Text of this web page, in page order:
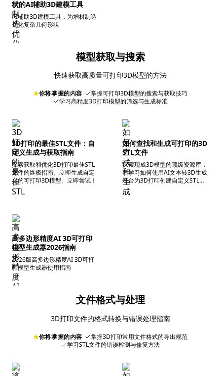
状的AI辅助3D建模工具
AI辅助3D建模工具，为增材制造
优化复杂几何形状
模型获取与搜索
快速获取高质量可打印3D模型的方法
你将掌握的内容
掌握可打印3D模型的搜索与获取技巧
学习高精度3D打印模型的筛选与生成标准
3D打印的最佳STL文件：自
定义生成与获取指南
探索获取和优化3D打印最佳STL
文件的终极指南。立即生成自定
义的可打印3D模型。立即尝试！
如何查找和生成可打印的3D
STL文件
探索现成3D模型的顶级资源库，
并学习如何使用AI文本转3D生成
平台为3D打印创建自定义STL文
件。
高多边形精度AI 3D可打印
模型生成器2026指南
2026版高多边形精度AI 3D可打
印模型生成器使用指南
文件格式与处理
3D打印文件的格式转换与错误处理指南
你将掌握的内容
掌握3D打印常用文件格式的导出规范
学习STL文件的错误检测与修复方法